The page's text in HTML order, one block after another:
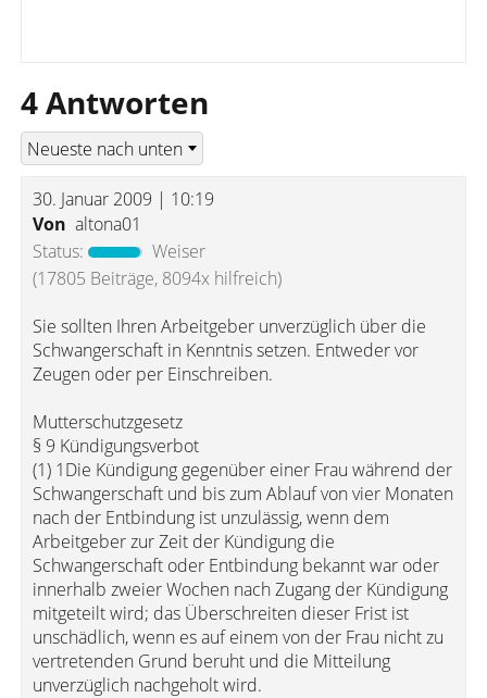
4 Antworten
30. Januar 2009 | 10:19
Von altona01
Status:
Weiser
(17805 Beiträge, 8094x hilfreich)
Sie sollten Ihren Arbeitgeber unverzüglich über die
Schwangerschaft in Kenntnis setzen. Entweder vor
Zeugen oder per Einschreiben.
Mutterschutzgesetz
§ 9 Kündigungsverbot
(1) 1Die Kündigung gegenüber einer Frau während der
Schwangerschaft und bis zum Ablauf von vier Monaten
nach der Entbindung ist unzulässig, wenn dem
Arbeitgeber zur Zeit der Kündigung die
Schwangerschaft oder Entbindung bekannt war oder
innerhalb zweier Wochen nach Zugang der Kündigung
mitgeteilt wird; das Überschreiten dieser Frist ist
unschädlich, wenn es auf einem von der Frau nicht zu
vertretenden Grund beruht und die Mitteilung
unverzüglich nachgeholt wird.